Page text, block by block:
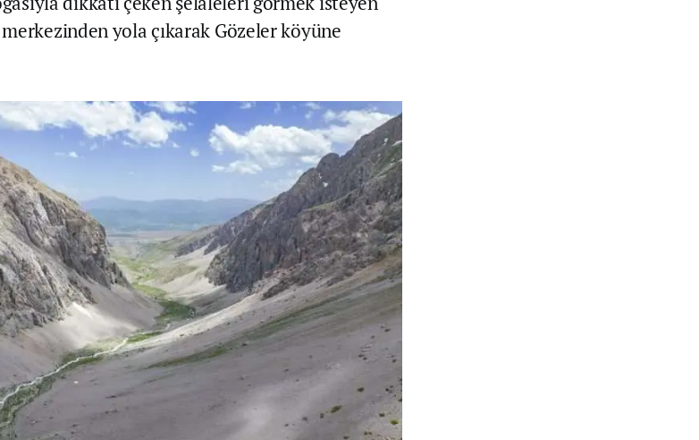
yola çıkarak Gözeler köyüne